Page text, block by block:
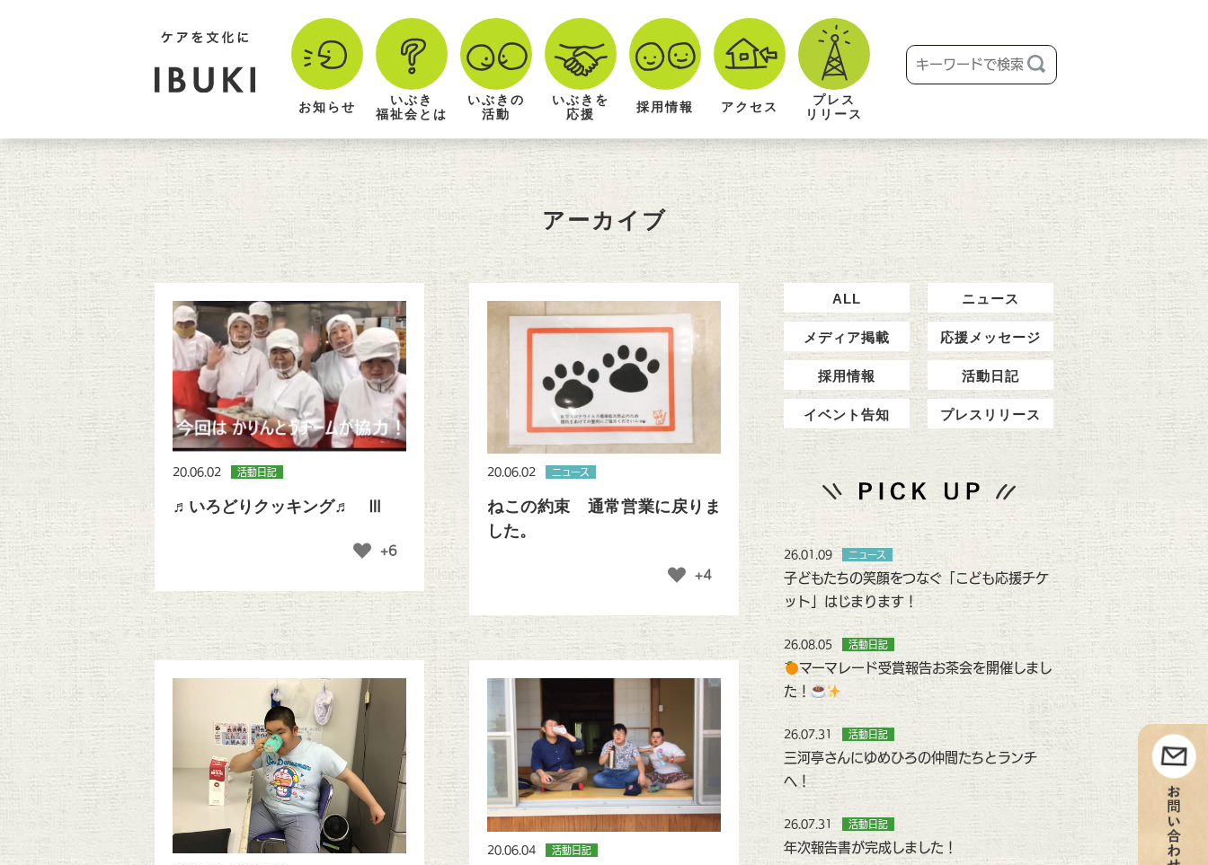
お知らせ
いぶき
福祉会とは
いぶきの
活動
いぶきを
応援
採用情報 アクセス
プレス
リリース
アーカイブ
20.06.02 活動日記
♬いろどりクッキング♬ Ⅲ
+6
20.06.02 ニュース
ねこの約束 通常営業に戻りま
した。
+4
20.06.04 活動日記
ALL ニュース
メディア掲載 応援メッセージ
採用情報 活動日記
イベント告知 プレスリリース
26.01.09 ニュース
子どもたちの笑顔をつなぐ「こども応援チケ
ット」はじまります！
26.08.05 活動日記
マーマレード受賞報告お茶会を開催しまし
た！
26.07.31 活動日記
三河亭さんにゆめひろの仲間たちとランチ
へ！
26.07.31 活動日記
年次報告書が完成しました！